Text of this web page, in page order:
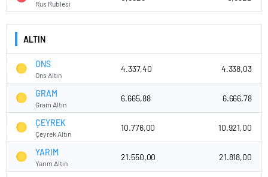
Rus Rublesi
ALTIN
ONS
Ons Altın
4.337,40 4.338,03
GRAM
Gram Altın
6.665,88 6.666,78
ÇEYREK
Çeyrek Altın
10.776,00 10.921,00
YARIM
Yarım Altın
21.550,00 21.818,00